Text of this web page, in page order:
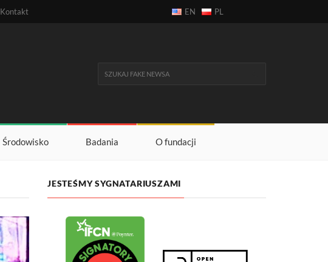
Kontakt EN PL
Środowisko Badania O fundacji
JESTEŚMY SYGNATARIUSZAMI